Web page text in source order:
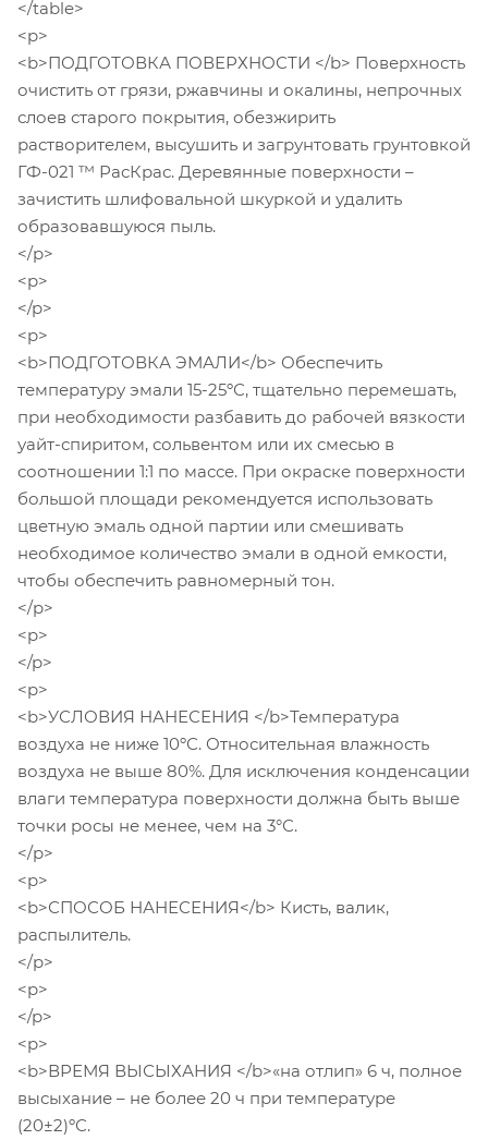
</table>
<p>
<b>ПОДГОТОВКА ПОВЕРХНОСТИ </b> Поверхность
очистить от грязи, ржавчины и окалины, непрочных
слоев старого покрытия, обезжирить
растворителем, высушить и загрунтовать грунтовкой
ГФ-021 ™ РасКрас. Деревянные поверхности –
зачистить шлифовальной шкуркой и удалить
образовавшуюся пыль.
</p>
<p>
</p>
<p>
<b>ПОДГОТОВКА ЭМАЛИ</b> Обеспечить
температуру эмали 15-25ºС, тщательно перемешать,
при необходимости разбавить до рабочей вязкости
уайт-спиритом, сольвентом или их смесью в
соотношении 1:1 по массе. При окраске поверхности
большой площади рекомендуется использовать
цветную эмаль одной партии или смешивать
необходимое количество эмали в одной емкости,
чтобы обеспечить равномерный тон.
</p>
<p>
</p>
<p>
<b>УСЛОВИЯ НАНЕСЕНИЯ </b>Температура
воздуха не ниже 10ºС. Относительная влажность
воздуха не выше 80%. Для исключения конденсации
влаги температура поверхности должна быть выше
точки росы не менее, чем на 3°С.
</p>
<p>
<b>СПОСОБ НАНЕСЕНИЯ</b> Кисть, валик,
распылитель.
</p>
<p>
</p>
<p>
<b>ВРЕМЯ ВЫСЫХАНИЯ </b>«на отлип» 6 ч, полное
высыхание – не более 20 ч при температуре
(20±2)ºС.